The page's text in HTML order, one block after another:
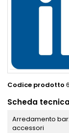
Codice prodotto
Scheda tecnica
Arredamento bar:
accessori